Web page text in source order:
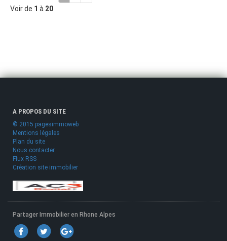
Voir de 1 à 20
A PROPOS DU SITE
© 2015 pagesimmoweb
Mentions légales
Plan du site
Nous contacter
Flux RSS
Création site immobilier
Partager Immobilier en Rhone Alpes